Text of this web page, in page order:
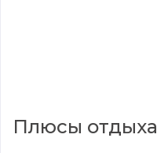
Плюсы отдыха